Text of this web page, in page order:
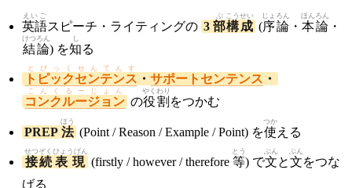
英語
えいご
スピーチ・ライティングの 3 部
ぶ
構成
こうせい
(序
じょ
論
ろん
・ 本
ほん
論
ろん
・
結
けつ
論
ろん
) を知
し
る
トピックセンテンス
とぴっくせんてんす
・ サポートセンテンス ・
コンクルージョン
こんくるーじょん
の役割
やくわり
をつかむ
PREP 法
ほう
(Point / Reason / Example / Point) を使
つか
える
接
せつ
続
ぞく
表現
ひょうげん
(firstly / however / therefore 等
とう
) で文
ぶん
と文
ぶん
をつな
げる